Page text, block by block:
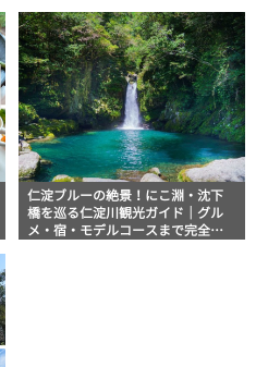
仁淀ブルーの絶景！にこ淵・沈下
橋を巡る仁淀川観光ガイド｜グル
メ・宿・モデルコースまで完全網